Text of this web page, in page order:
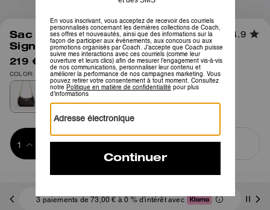
1/11
Sac Bandoulière Mini Teri En Toile
Signature
4.9
219 € 375 €
COLOR: Or/Noyer noir
Ajouter au
3 paiements de 73,00 € à 0 % d'intérêt avec